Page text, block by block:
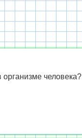
организме человека?